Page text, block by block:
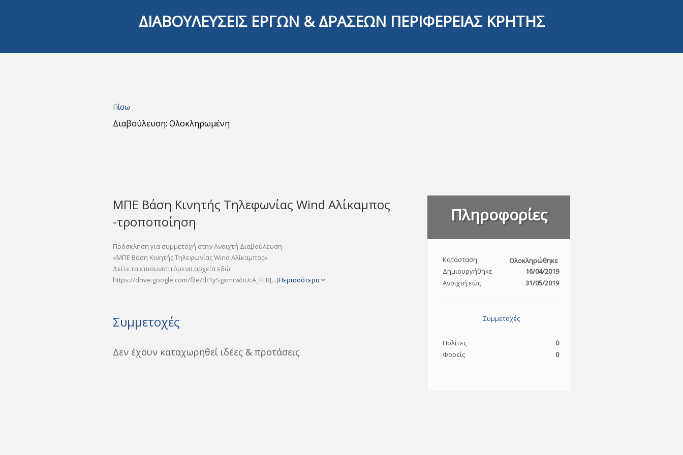
ΔΙΑΒΟΥΛΕΥΣΕΙΣ ΕΡΓΩΝ & ΔΡΑΣΕΩΝ ΠΕΡΙΦΕΡΕΙΑΣ ΚΡΗΤΗΣ
Πίσω
Διαβούλευση: Ολοκληρωμένη
ΜΠΕ Βάση Κινητής Τηλεφωνίας Wind Αλίκαμπος
-τροποποίηση
Πρόσκληση για συμμετοχή στην Ανοιχτή Διαβούλευση
«ΜΠΕ Βάση Κινητής Τηλεφωνίας Wind Αλίκαμπος».
Δείτε τα επισυναπτόμενα αρχεία εδώ:
https://drive.google.com/file/d/1ySgxmrwbUcA_FER[...]Περισσότερα
Συμμετοχές
Δεν έχουν καταχωρηθεί ιδέες & προτάσεις
Πληροφορίες
Κατάσταση
Ολοκληρώθηκε
Δημιουργήθηκε
16/04/2019
Ανοιχτή εώς
31/05/2019
Συμμετοχές
Πολίτες
0
Φορείς
0